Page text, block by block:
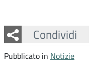
Condividi
Facebook
Twitter
Whatsapp
Pubblicato in Notizie